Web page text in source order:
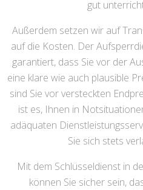
gut
Außerdem setzen wir auf
auf die Kosten. Der
garantiert, dass Sie vor der
eine klare wie auch plausible
sind Sie vor versteckten
ist es, Ihnen in
adäquaten
Sie sich stets
Mit dem Schlüsseldienst in
können Sie sicher sein,